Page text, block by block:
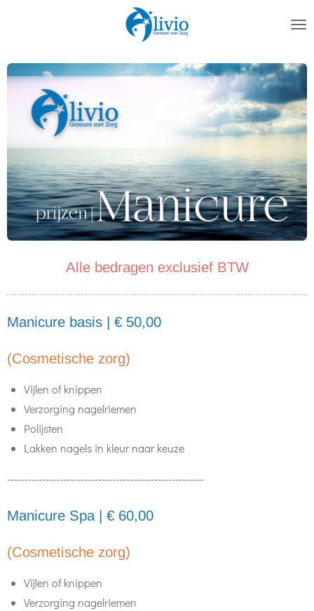
de
hoofdinhoud
Alle bedragen exclusief BTW
Manicure basis | € 50,00
(Cosmetische zorg)
Vijlen of knippen
Verzorging nagelriemen
Polijsten
Lakken nagels in kleur naar keuze
--------------------------------------------------------
Manicure Spa | € 60,00
(Cosmetische zorg)
Vijlen of knippen
Verzorging nagelriemen